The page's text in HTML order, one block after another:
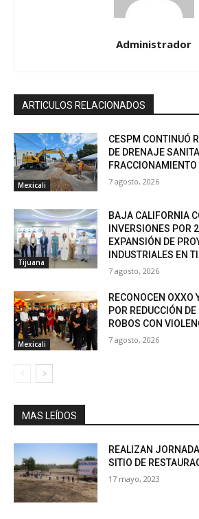
Administrador
ARTICULOS RELACIONADOS
Mexicali
CESPM CONTINUÓ
DE DRENAJE
7 agosto, 2026
Tijuana
BAJA CALIFORNIA
INVERSIONES POR
EXPANSIÓN DE
INDUSTRIALES EN
7 agosto, 2026
Mexicali
RECONOCEN OXXO
POR REDUCCIÓN
ROBOS CON
7 agosto, 2026
MAS LEÍDOS
REALIZAN
SITIO DE
17 mayo, 2023